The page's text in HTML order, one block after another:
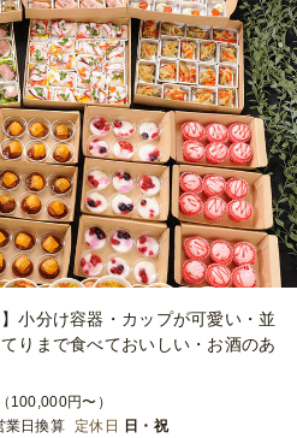
小分け容器・カップが可愛い・並
りまで食べておいしい・お酒のあ
100,000円〜）
業日換算 定休日 日・祝